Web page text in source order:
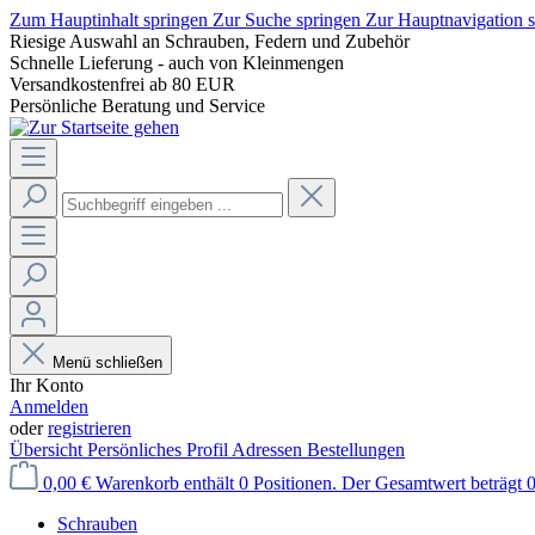
Zum Hauptinhalt springen Zur Suche springen Zur Hauptnavigation
Riesige Auswahl an Schrauben, Federn und Zubehör
Schnelle Lieferung - auch von Kleinmengen
Versandkostenfrei ab 80 EUR
Persönliche Beratung und Service
Menü schließen
Ihr Konto
Anmelden
oderregistrieren
Übersicht Persönliches Profil Adressen Bestellungen
0,00 € Warenkorb enthält 0 Positionen. Der Gesamtwert beträgt
Schrauben